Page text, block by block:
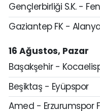
Gençlerbirliği S.K. -
Gaziantep FK -
16 Ağustos, Pazar
Başakşehir -
Beşiktaş - Eyüpspor
Amed - Erzurumspor